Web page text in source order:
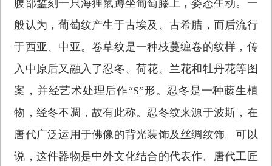
腹部錾刻一只海狸鼠蹲坐葡萄藤上，姿态生动。一
般认为，葡萄纹产生于古埃及、古希腊，而后流行
于西亚、中亚。卷草纹是一种枝蔓缠卷的纹样，传
入中原后又融入了忍冬、荷花、兰花和牡丹花等图
案，并经艺术处理后作“S”形。忍冬是一种藤生植
物，经冬不凋，故有此称。忍冬纹来源于波斯，在
唐代广泛运用于佛像的背光装饰及丝绸纹饰。可以
说，这件器物是中外文化结合的代表作。唐代工匠